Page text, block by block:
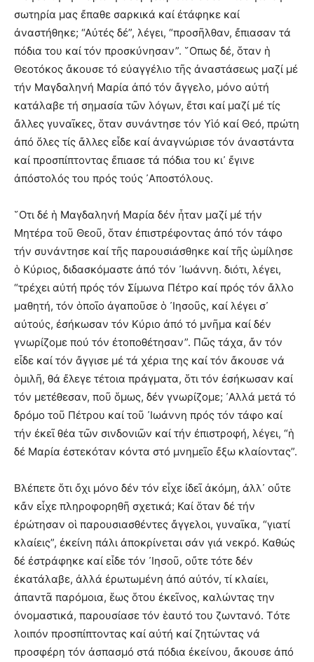
σωτηρία μας ἔπαθε σαρκικά καί ἐτάφηκε καί
ἀναστήθηκε; “Αὐτές δέ”, λέγει, “προσῆλθαν, ἔπιασαν τά
πόδια του καί τόν προσκύνησαν”. ῞Οπως δέ, ὅταν ἡ
Θεοτόκος ἄκουσε τό εὐαγγέλιο τῆς ἀναστάσεως μαζί μέ
τήν Μαγδαληνή Μαρία ἀπό τόν ἄγγελο, μόνο αὐτή
κατάλαβε τή σημασία τῶν λόγων, ἔτσι καί μαζί μέ τίς
ἄλλες γυναῖκες, ὅταν συνάντησε τόν Υἱό καί Θεό, πρώτη
ἀπό ὅλες τίς ἄλλες εἶδε καί ἀναγνώρισε τόν ἀναστάντα
καί προσπίπτοντας ἔπιασε τά πόδια του κι᾿ ἔγινε
ἀπόστολός του πρός τούς ᾿Αποστόλους.
῞Οτι δέ ἡ Μαγδαληνή Μαρία δέν ἦταν μαζί μέ τήν
Μητέρα τοῦ Θεοῦ, ὅταν ἐπιστρέφοντας ἀπό τόν τάφο
τήν συνάντησε καί τῆς παρουσιάσθηκε καί τῆς ὡμίλησε
ὁ Κύριος, διδασκόμαστε ἀπό τόν ᾿Ιωάννη. διότι, λέγει,
“τρέχει αὐτή πρός τόν Σίμωνα Πέτρο καί πρός τόν ἄλλο
μαθητή, τόν ὁποῖο ἀγαποῦσε ὁ ᾿Ιησοῦς, καί λέγει σ᾿
αὐτούς, ἐσήκωσαν τόν Κύριο ἀπό τό μνῆμα καί δέν
γνωρίζομε πού τόν ἐτοποθέτησαν”. Πῶς τάχα, ἄν τόν
εἶδε καί τόν ἄγγισε μέ τά χέρια της καί τόν ἄκουσε νά
ὁμιλῆ, θά ἔλεγε τέτοια πράγματα, ὅτι τόν ἐσήκωσαν καί
τόν μετέθεσαν, ποῦ ὅμως, δέν γνωρίζομε; ᾿Αλλά μετά τό
δρόμο τοῦ Πέτρου καί τοῦ ᾿Ιωάννη πρός τόν τάφο καί
τήν ἐκεῖ θέα τῶν σινδονιῶν καί τήν ἐπιστροφή, λέγει, “ἡ
δέ Μαρία ἐστεκόταν κόντα στό μνημεῖο ἔξω κλαίοντας”.
Βλέπετε ὅτι ὄχι μόνο δέν τόν εἶχε ἰδεῖ ἀκόμη, ἀλλ᾿ οὔτε
κἄν εἶχε πληροφορηθῆ σχετικά; Καί ὅταν δέ τήν
ἐρώτησαν οἱ παρουσιασθέντες ἄγγελοι, γυναῖκα, “γιατί
κλαίεις”, ἐκείνη πάλι ἀποκρίνεται σάν γιά νεκρό. Καθώς
δέ ἐστράφηκε καί εἶδε τόν ᾿Ιησοῦ, οὔτε τότε δέν
ἐκατάλαβε, ἀλλά ἐρωτωμένη ἀπό αὐτόν, τί κλαίει,
ἀπαντᾶ παρόμοια, ἕως ὅτου ἐκεῖνος, καλώντας την
ὀνομαστικά, παρουσίασε τόν ἑαυτό του ζωντανό. Τότε
λοιπόν προσπίπτοντας καί αὐτή καί ζητώντας νά
προσφέρη τόν ἀσπασμό στά πόδια ἐκείνου, ἄκουσε ἀπό